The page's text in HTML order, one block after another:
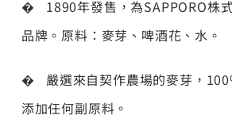
� 1890年發售，為SAPPORO株
品牌。原料：麥芽、啤酒花、水。
� 嚴選來自契作農場的麥芽，
添加任何副原料。